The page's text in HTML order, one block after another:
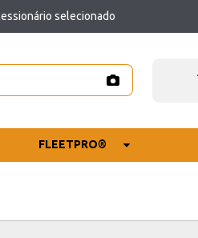
selecionado
FLEETPRO®